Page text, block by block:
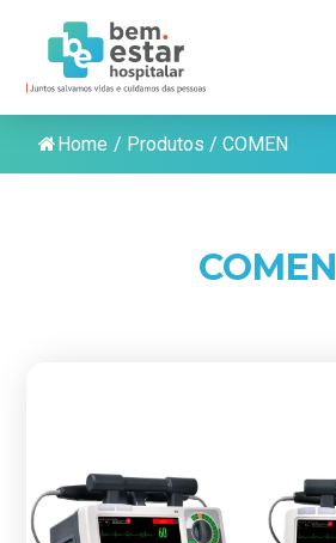
Home / Produtos / COMEN
COMEN